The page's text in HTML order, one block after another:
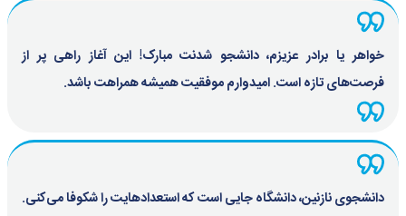
خواهر یا برادر عزیزم، دانشجو شدنت مبارک! این آغاز راهی پر از
فرصت‌های تازه است. امیدوارم موفقیت همیشه همراهت باشد.
دانشجوی نازنین، دانشگاه جایی است که استعدادهایت را شکوفا می‌کنی.